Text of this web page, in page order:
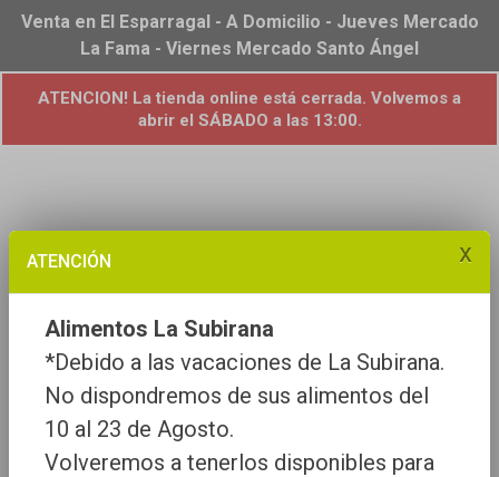
ATENCIÓN x
Alimentos La Subirana
*Debido a las vacaciones de La Subirana.
No dispondremos de sus alimentos del
10 al 23 de Agosto.
Volveremos a tenerlos disponibles para
Venta en El Esparragal - A Domicilio - Jueves Mercado
La Fama - Viernes Mercado Santo Ángel
ATENCION! La tienda online está cerrada. Volvemos a
abrir el SÁBADO a las 13:00.